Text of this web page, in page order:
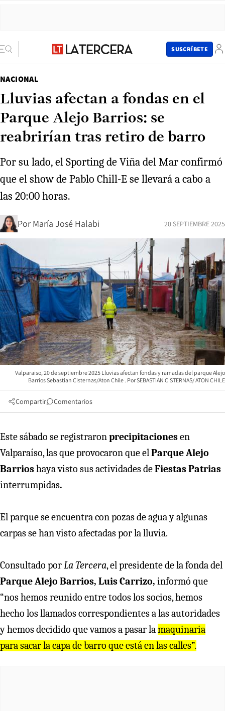
SUSCRÍBETE
NACIONAL
Lluvias afectan a fondas en el
Parque Alejo Barrios: se
reabrirían tras retiro de barro
Por su lado, el Sporting de Viña del Mar confirmó
que el show de Pablo Chill-E se llevará a cabo a
las 20:00 horas.
Por María José Halabi 20 SEPTIEMBRE 2025
Valparaiso, 20 de septiembre 2025 Lluvias afectan fondas y ramadas del parque Alejo
Barrios Sebastian Cisternas/Aton Chile
SEBASTIAN CISTERNAS/ ATON CHILE
Compartir Comentarios
Este sábado se registraronprecipitacionesen
Valparaíso, las que provocaron que elParque Alejo
Barrioshaya visto sus actividades deFiestas Patrias
interrumpidas.
El parque se encuentra con pozas de agua y algunas
carpas se han visto afectadas por la lluvia.
Consultado porLa Tercera, el presidente de la fonda del
Parque Alejo Barrios, Luis Carrizo, informó que
“nos hemos reunido entre todos los socios, hemos
hecho los llamados correspondientes a las autoridades
y hemos decidido que vamos a pasar lamaquinaria
para sacar la capa de barro que está en las calles”.